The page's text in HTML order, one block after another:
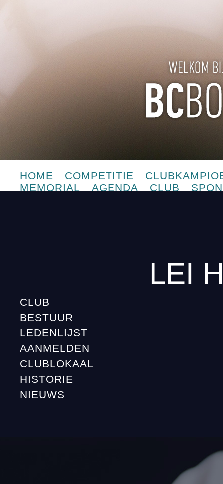
HOME COMPETITIE
MEMORIAL
AGENDA CLUB
CLUB
BESTUUR
LEDENLIJST
AANMELDEN
CLUBLOKAAL
HISTORIE
NIEUWS
LEI